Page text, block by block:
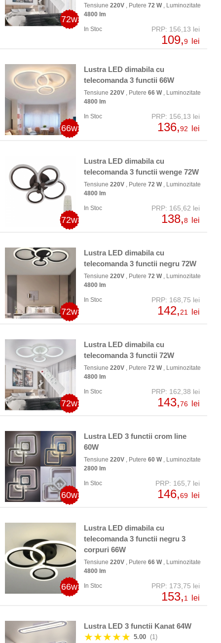
72w
Tensiune 220V , Putere 72 W, Luminozitate
4800 lm
In Stoc PRP: 156,13 lei
109,9 lei
66w
Lustra LED dimabila cu
telecomanda 3 functii 66W
Tensiune 220V , Putere 66 W, Luminozitate
4800 lm
In Stoc PRP: 156,13 lei
136,92 lei
72w
Lustra LED dimabila cu
telecomanda 3 functii wenge 72W
Tensiune 220V , Putere 72 W, Luminozitate
4800 lm
In Stoc PRP: 165,62 lei
138,8 lei
72w
Lustra LED dimabila cu
telecomanda 3 functii negru 72W
Tensiune 220V , Putere 72 W, Luminozitate
4800 lm
In Stoc PRP: 168,75 lei
142,21 lei
72w
Lustra LED dimabila cu
telecomanda 3 functii 72W
Tensiune 220V , Putere 72 W, Luminozitate
4800 lm
In Stoc PRP: 162,38 lei
143,76 lei
60w
Lustra LED 3 functii crom line
60W
Tensiune 220V , Putere 60 W, Luminozitate
2800 lm
In Stoc PRP: 165,7 lei
146,69 lei
66w
Lustra LED dimabila cu
telecomanda 3 functii negru 3
corpuri 66W
Tensiune 220V , Putere 66 W, Luminozitate
4800 lm
In Stoc PRP: 173,75 lei
153,1 lei
Lustra LED 3 functii Kanat 64W
★★★★★ 5.00 (1)